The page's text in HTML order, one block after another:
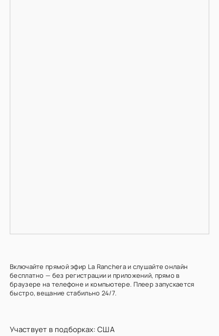
Включайте прямой эфир La Ranchera и слушайте онлайн
бесплатно — без регистрации и приложений, прямо в
браузере на телефоне и компьютере. Плеер запускается
быстро, вещание стабильно 24/7.
Участвует в подборках: США